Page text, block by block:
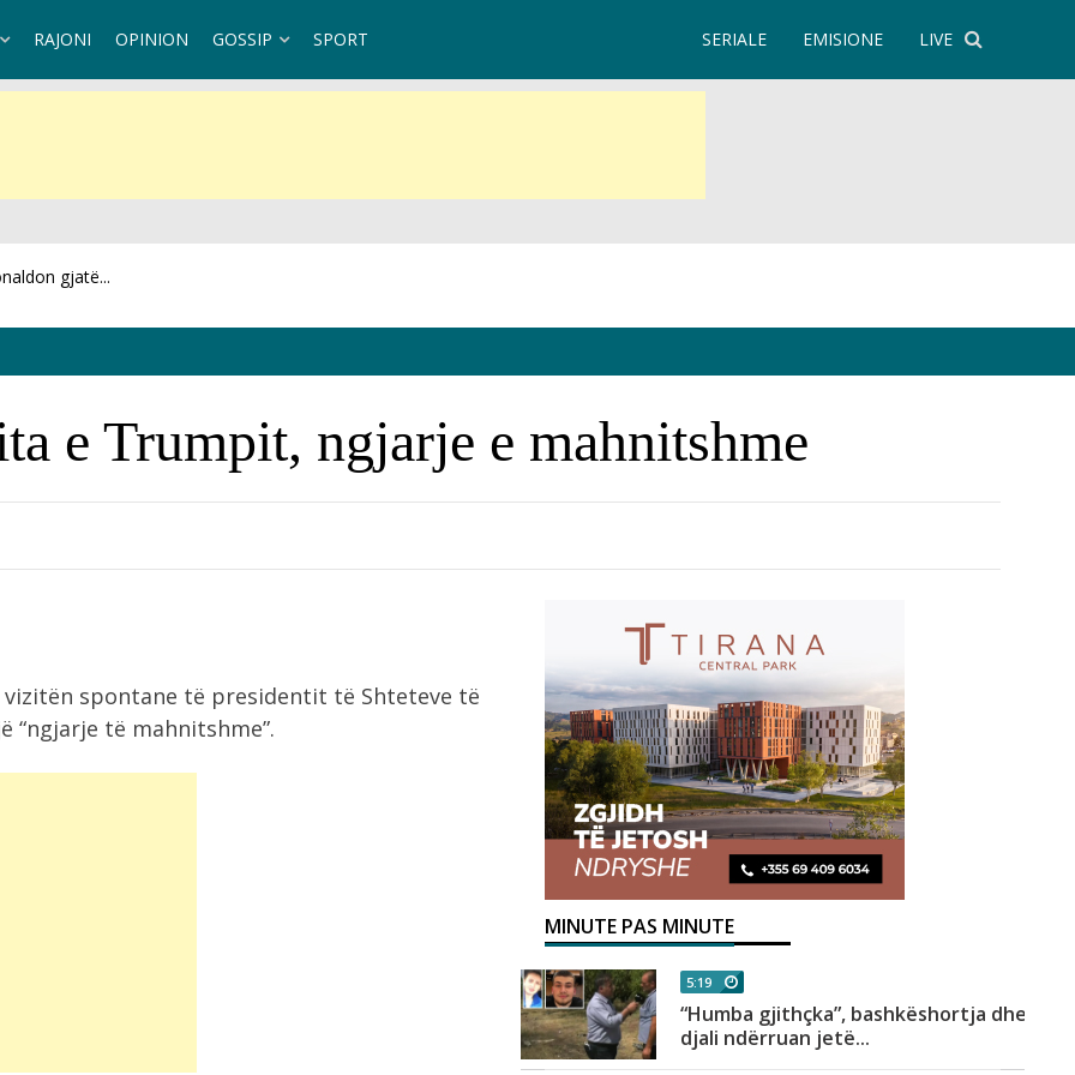
RAJONI OPINION GOSSIP SPORT LIVE
EMISIONE
SERIALE
është...
e Trumpit, ngjarje e mahnitshme
spontane të presidentit të Shteteve të
“ngjarje të mahnitshme”.
MINUTE PAS MINUTE
5:19
“Humba gjithçka”, bashkëshortja dhe
djali ndërruan jetë...